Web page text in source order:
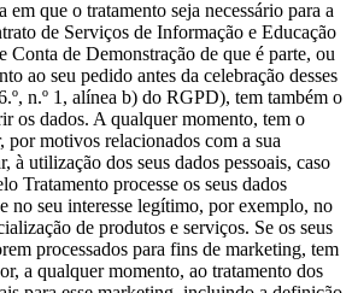
em que o tratamento seja necessário para a
de Serviços de Informação e Educação
Conta de Demonstração de que é parte, ou
ao seu pedido antes da celebração desses
n.º 1, alínea b) do RGPD), tem também o
os dados. A qualquer momento, tem o
por motivos relacionados com a sua
à utilização dos seus dados pessoais, caso
Tratamento processe os seus dados
no seu interesse legítimo, por exemplo, no
de produtos e serviços. Se os seus
processados para fins de marketing, tem
a qualquer momento, ao tratamento dos